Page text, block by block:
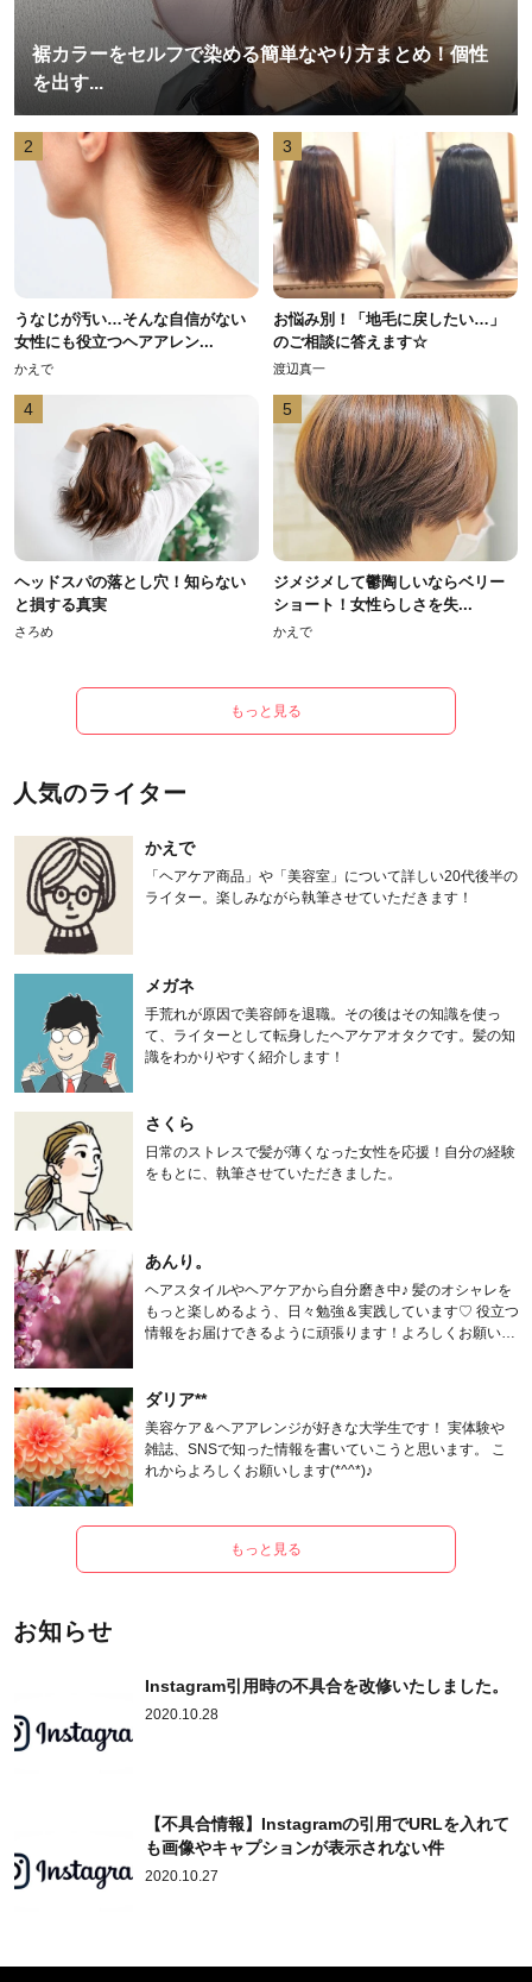
裾カラーをセルフで染める簡単なやり方まとめ！個性
を出す...
2
うなじが汚い…そんな自信がない
女性にも役立つヘアアレン...
かえで
3
お悩み別！「地毛に戻したい…」
のご相談に答えます☆
渡辺真一
4
ヘッドスパの落とし穴！知らない
と損する真実
さろめ
5
ジメジメして鬱陶しいならベリー
ショート！女性らしさを失...
かえで
もっと見る
人気のライター
かえで
「ヘアケア商品」や「美容室」について詳しい20代後半の
ライター。楽しみながら執筆させていただきます！
メガネ
手荒れが原因で美容師を退職。その後はその知識を使っ
て、ライターとして転身したヘアケアオタクです。髪の知
識をわかりやすく紹介します！
さくら
日常のストレスで髪が薄くなった女性を応援！自分の経験
をもとに、執筆させていただきました。
あんり。
ヘアスタイルやヘアケアから自分磨き中♪ 髪のオシャレを
もっと楽しめるよう、日々勉強＆実践しています♡ 役立つ
情報をお届けできるように頑張ります！よろしくお願いし
ダリア**
美容ケア＆ヘアアレンジが好きな大学生です！ 実体験や
雑誌、SNSで知った情報を書いていこうと思います。 こ
れからよろしくお願いします(*^^*)♪
もっと見る
お知らせ
Instagram引用時の不具合を改修いたしました。
2020.10.28
【不具合情報】Instagramの引用でURLを入れて
も画像やキャプションが表示されない件
2020.10.27